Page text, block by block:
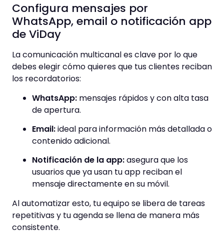
Configura mensajes por
WhatsApp, email o notificación app
de ViDay
La comunicación multicanal es clave por lo que
debes elegir cómo quieres que tus clientes reciban
los recordatorios:
WhatsApp: mensajes rápidos y con alta tasa
de apertura.
Email:ideal para información más detallada o
contenido adicional.
Notificación de la app:asegura que los
usuarios que ya usan tu app reciban el
mensaje directamente en su móvil.
Al automatizar esto, tu equipo se libera de tareas
repetitivas y tu agenda se llena de manera más
consistente.